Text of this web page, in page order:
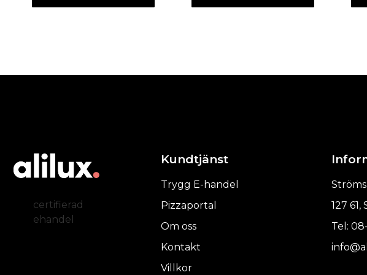
certifierad
ehandel
Kundtjänst
Trygg E-handel
Pizzaportal
Om oss
Kontakt
Villkor
127
Tel: